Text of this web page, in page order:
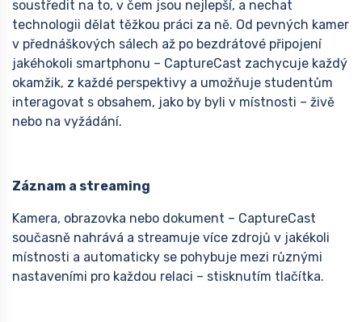
soustředit na to, v čem jsou nejlepší, a nechat
technologii dělat těžkou práci za ně. Od pevných kamer
v přednáškových sálech až po bezdrátové připojení
jakéhokoli smartphonu – CaptureCast zachycuje každý
okamžik, z každé perspektivy a umožňuje studentům
interagovat s obsahem, jako by byli v místnosti – živě
nebo na vyžádání.
Záznam a streaming
Kamera, obrazovka nebo dokument – CaptureCast
současně nahrává a streamuje více zdrojů v jakékoli
místnosti a automaticky se pohybuje mezi různými
nastaveními pro každou relaci – stisknutím tlačítka.